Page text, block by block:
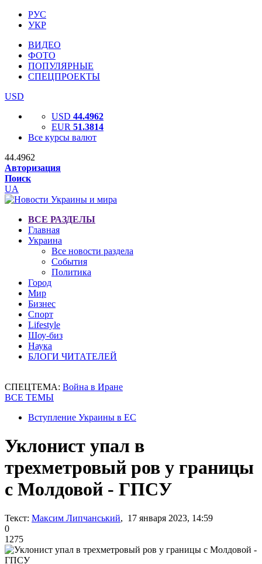
РУС
УКР
ВИДЕО
ФОТО
ПОПУЛЯРНЫЕ
СПЕЦПРОЕКТЫ
USD
USD 44.4962
EUR 51.3814
Все курсы валют
44.4962
Авторизация
Поиск
UA
ВСЕ РАЗДЕЛЫ
Главная
Украина
Все новости раздела
События
Политика
Город
Мир
Бизнес
Спорт
Lifestyle
Шоу-биз
Наука
БЛОГИ ЧИТАТЕЛЕЙ
СПЕЦТЕМА: Война в Иране
ВСЕ ТЕМЫ
Вступление Украины в ЕС
Уклонист упал в
трехметровый ров у границы
с Молдовой - ГПСУ
Текст: Максим Липчанський, 17 января 2023, 14:59
0
1275